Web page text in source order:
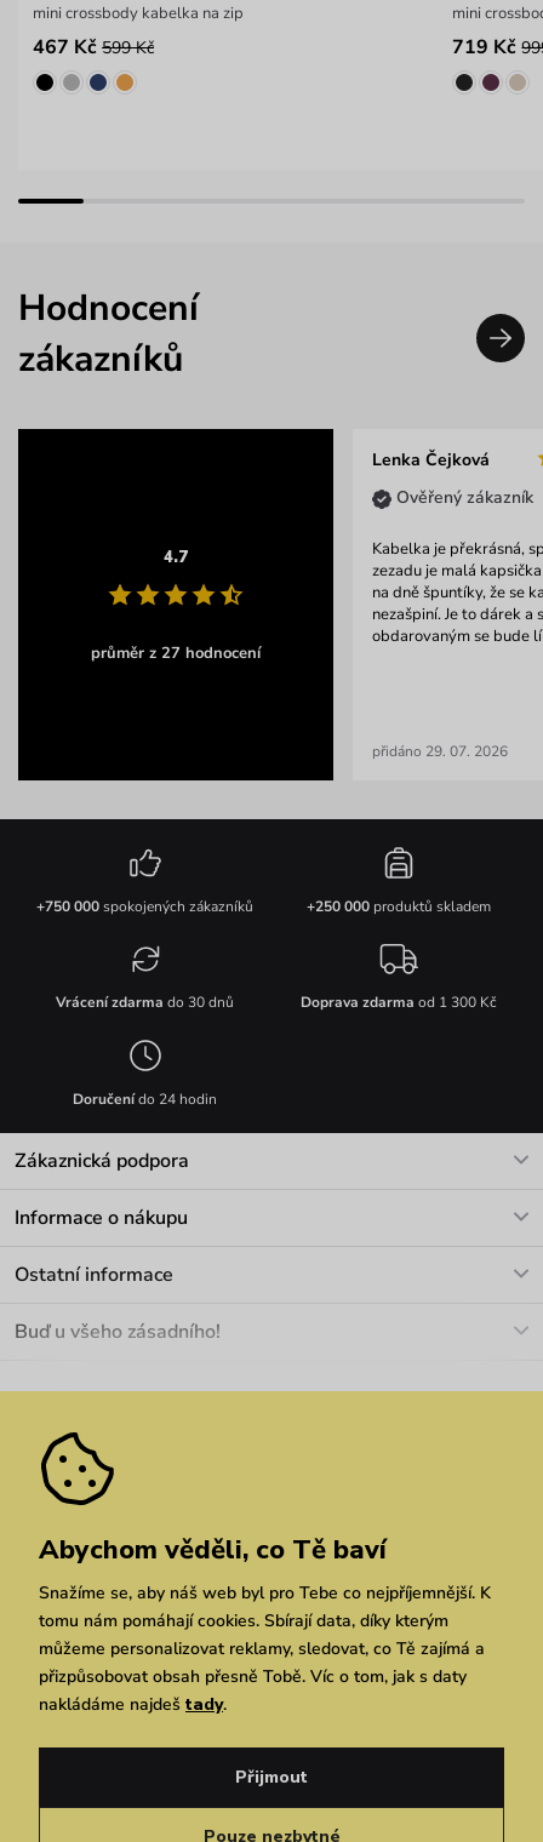
mini crossbody kabelka na zip
467 Kč 599 Kč
mini
719 Kč
Hodnocení
zákazníků
4.7
průměr z 27 hodnocení
Lenka Čejková
Ověřený zákazník
Kabelka je překrásná,
zezadu je malá
na dně špuntíky, že se
nezašpiní. Je to dárek a
obdarovaným se bude
přidáno 29. 07. 2026
+750 000spokojených zákazníků +250 000produktů skladem
Vrácení zdarma do 30 dnů Doprava zdarma od 1 300 Kč
Doručenído 24 hodin
Zákaznická podpora
Informace o nákupu
Materiály a údržba
Pozáruční opravy
Ostatní informace
Velkoobchod
We Care
Dárkové poukazy
Vuchlook
Prodejny
Praha Brno Chrudim
Buď u všeho zásadního!
Zásady ochrany osobních údajů
Simplia.cz
Zásady ochrany osobních údajů
Abychom věděli, co Tě baví
Snažíme se, aby náš web byl pro Tebe co nejpříjemnější. K
tomu nám pomáhají cookies. Sbírají data, díky kterým
můžeme personalizovat reklamy, sledovat, co Tě zajímá a
přizpůsobovat obsah přesně Tobě. Víc o tom, jak s daty
nakládáme najdeš tady.
Pouze nezbytné
Přijmout